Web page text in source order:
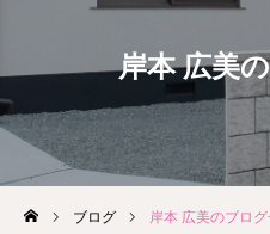
岸本 広美
ブログ 岸本 広美のブログ
メニュー案内
スクール